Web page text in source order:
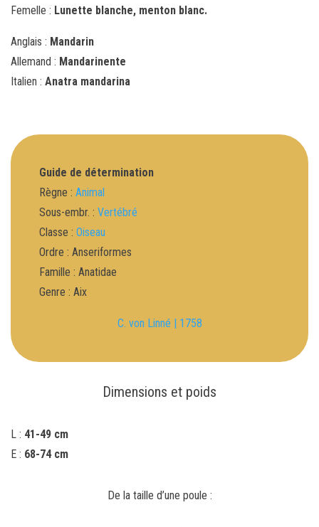
Femelle : Lunette blanche, menton blanc.
Anglais : Mandarin
Allemand : Mandarinente
Italien : Anatra mandarina
Guide de détermination
Règne : Animal
Sous-embr. : Vertébré
Classe : Oiseau
Ordre : Anseriformes
Famille : Anatidae
Genre : Aix
C. von Linné | 1758
Dimensions et poids
L : 41-49 cm
E : 68-74 cm
De la taille d’une poule :